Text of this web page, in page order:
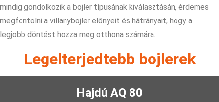
mindig gondolkozik a bojler típusának kiválasztásán, érdemes
megfontolni a villanybojler előnyeit és hátrányait, hogy a
legjobb döntést hozza meg otthona számára.
Legelterjedtebb bojlerek
Hajdú AQ 80